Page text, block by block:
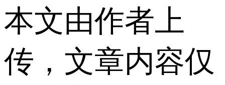
本文由作者上
传，文章内容仅